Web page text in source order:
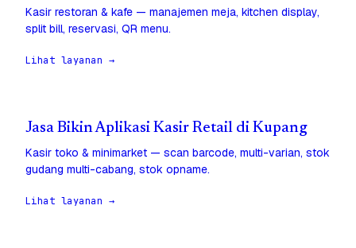
Kasir restoran & kafe — manajemen meja, kitchen display,
split bill, reservasi, QR menu.
Lihat layanan →
Jasa Bikin Aplikasi Kasir Retail di Kupang
Kasir toko & minimarket — scan barcode, multi-varian, stok
gudang multi-cabang, stok opname.
Lihat layanan →